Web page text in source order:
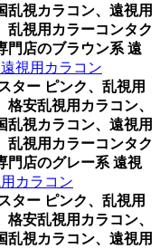
乱視カラコン、遠視用
乱視用カラーコンタク
門店のブラウン系 遠
視用カラコン
ター ピンク、乱視用
安乱視用カラコン、
乱視カラコン、遠視用
乱視用カラーコンタク
門店のグレー系 遠視
カラコン
ター ピンク、乱視用
安乱視用カラコン、
乱視カラコン、遠視用